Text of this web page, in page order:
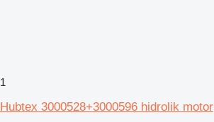
1
Hubtex 3000528+3000596 hidrolik motor